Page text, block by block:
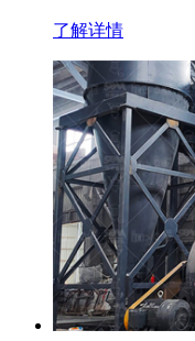
了解详情